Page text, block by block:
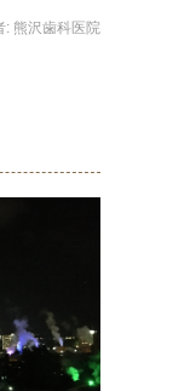
: 熊沢歯科医院